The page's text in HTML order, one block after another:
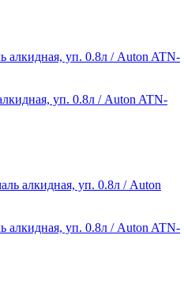
уп. 0.8л / Auton ATN-
алкидная, уп. 0.8л / Auton ATN-